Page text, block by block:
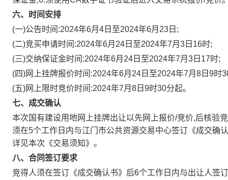
六、时间安排
(一)公告时间:2024年6月4日至2024年6月23日;
(二)竞买申请时间:2024年6月24日至2024年7月3日16时;
(三)交纳保证金时间:2024年6月24日至2024年7月3日17时;
(四)网上挂牌报价时间:2024年6月24日至2024年7月8日9时
(五)网上限时竞价时间:2024年7月8日9时30分起。
七、成交确认
本次国有建设用地网上挂牌出让以先网上报价/竞价,后核验
须在5个工作日内与江门市公共资源交易中心签订《成交确
详见本次《交易须知》。
八、合同签订要求
竞得人须在签订《成交确认书》后6个工作日内与出让人签